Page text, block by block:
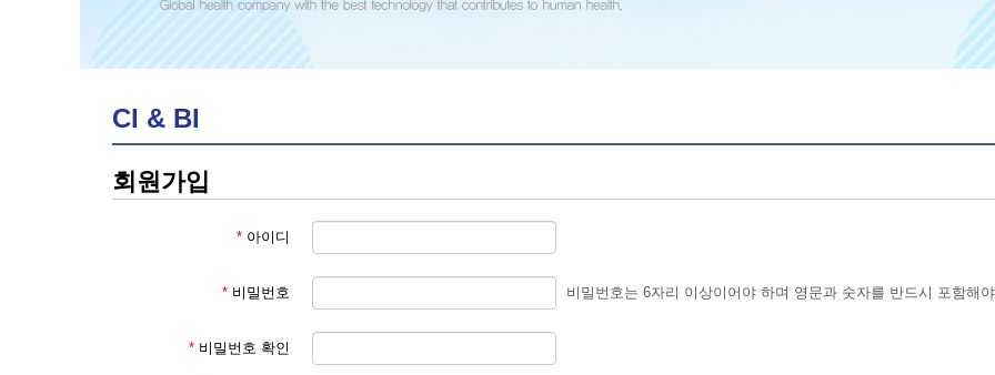
CI & BI
HOME
회원가입
* 아이디
* 비밀번호 비밀번호는 6자리 이상이어야 하며 영문과 숫자를 반드시 포함해
* 비밀번호 확인